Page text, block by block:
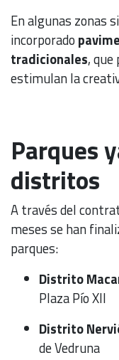
En algunas zonas
incorporado
tradicionales, que
estimulan la
Parques
distritos
A través del
meses se han
parques:
Distrito
Plaza Pío XII
Distrito
de Vedruna